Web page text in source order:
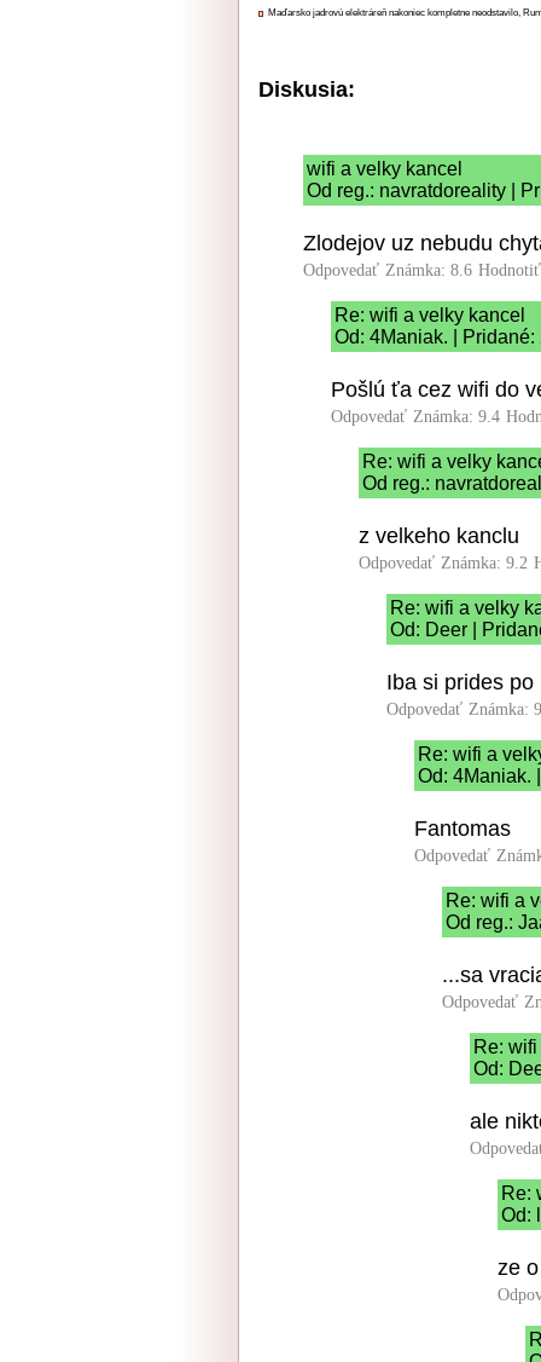
Maďarsko jadrovú elektráreň nakoniec kompletne neodstavilo,
Diskusia:
wifi a velky kancel
Od reg.: navratdoreality |
Zlodejov uz nebudu
Odpovedať Známka: 8.6
Re: wifi a velky kancel
Od: 4Maniak. |
Pošlú ťa cez wifi do
Odpovedať Známka: 9.4
Re: wifi a velky
Od reg.:
z velkeho kanclu
Odpovedať Známka: 9.2
Re: wifi a velky
Od: Deer |
Iba si prides
Odpovedať Známka:
Re: wifi a
Od: 4Maniak.
Fantomas
Odpovedať
Re: wifi a
Od reg.:
...sa
Odpovedať
Re:
Od:
ale
Re:
Od:
ze